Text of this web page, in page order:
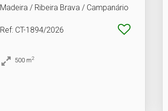
Madeira / Ribeira Brava / Campanário
Ref: CT-1894/2026
500 m2